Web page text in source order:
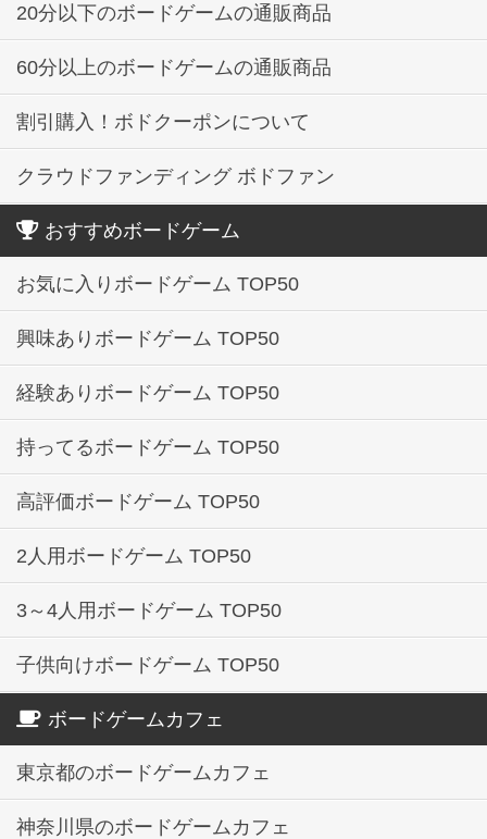
20分以下のボードゲームの通販商品
60分以上のボードゲームの通販商品
割引購入！ボドクーポンについて
クラウドファンディング ボドファン
おすすめボードゲーム
お気に入りボードゲーム TOP50
興味ありボードゲーム TOP50
経験ありボードゲーム TOP50
持ってるボードゲーム TOP50
高評価ボードゲーム TOP50
2人用ボードゲーム TOP50
3～4人用ボードゲーム TOP50
子供向けボードゲーム TOP50
ボードゲームカフェ
東京都のボードゲームカフェ
神奈川県のボードゲームカフェ